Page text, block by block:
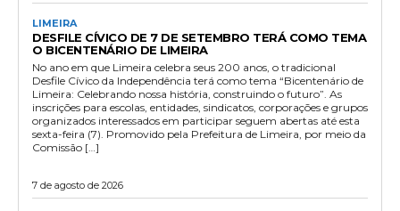
LIMEIRA
DESFILE CÍVICO DE 7 DE SETEMBRO TERÁ COMO TEMA
O BICENTENÁRIO DE LIMEIRA
No ano em que Limeira celebra seus 200 anos, o tradicional
Desfile Cívico da Independência terá como tema “Bicentenário de
Limeira: Celebrando nossa história, construindo o futuro”. As
inscrições para escolas, entidades, sindicatos, corporações e grupos
organizados interessados em participar seguem abertas até esta
sexta-feira (7). Promovido pela Prefeitura de Limeira, por meio da
Comissão […]
7 de agosto de 2026